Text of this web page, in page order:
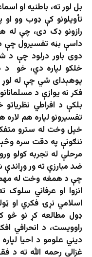
بل لور ته، باطنيه او
تأویلونو کې ډوب وو
رازونو ډک دی، چې له
داسې بڼه تفسیرول چې
دوی باور درلود چې د
خلکو لپاره دي، خو
پوهېدای شي چې له
فکر نه‌ یوازې د
بلکې د افراطي
تفسیرونو لپاره هم لاره
خپل وخت له سترو
ننګونې په دقت سره
مرحلې له تجربه کولو
ضد مبارزې ته ور
چې د همغه وخت له
انزوا او عرفاني
اسلامي نړۍ فکري او
ډول مطالعه کړ نو څو
راوویست، د انحرافي
دیني علومو د احیا
غزالي رحمه الله ته د